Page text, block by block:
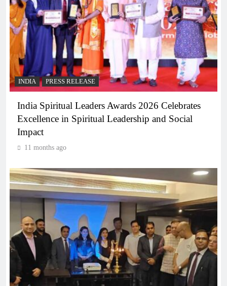
INDIA PRESS RELEASE
India Spiritual Leaders Awards 2026 Celebrates
Excellence in Spiritual Leadership and Social
Impact
11 months ago